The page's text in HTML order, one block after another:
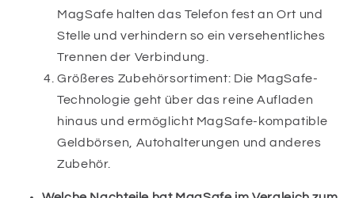
MagSafe halten das Telefon fest an Ort und
Stelle und verhindern so ein versehentliches
Trennen der Verbindung.
Größeres Zubehörsortiment: Die MagSafe-
Technologie geht über das reine Aufladen
hinaus und ermöglicht MagSafe-kompatible
Geldbörsen, Autohalterungen und anderes
Zubehör.